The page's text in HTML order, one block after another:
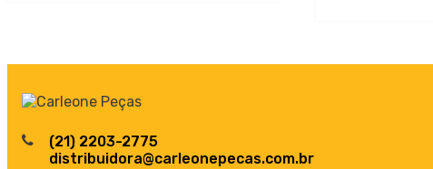
(21) 2203-2775
distribuidora@carleonepecas.com.br